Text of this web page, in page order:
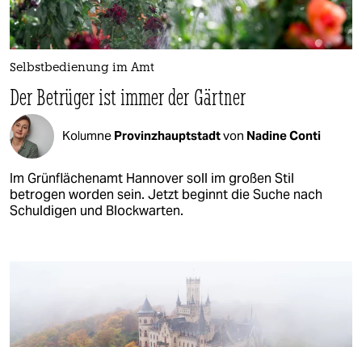
Selbstbedienung im Amt
Der Betrüger ist immer der Gärtner
Kolumne Provinzhauptstadtvon Nadine Conti
Im Grünflächenamt Hannover soll im großen Stil
betrogen worden sein. Jetzt beginnt die Suche nach
Schuldigen und Blockwarten.